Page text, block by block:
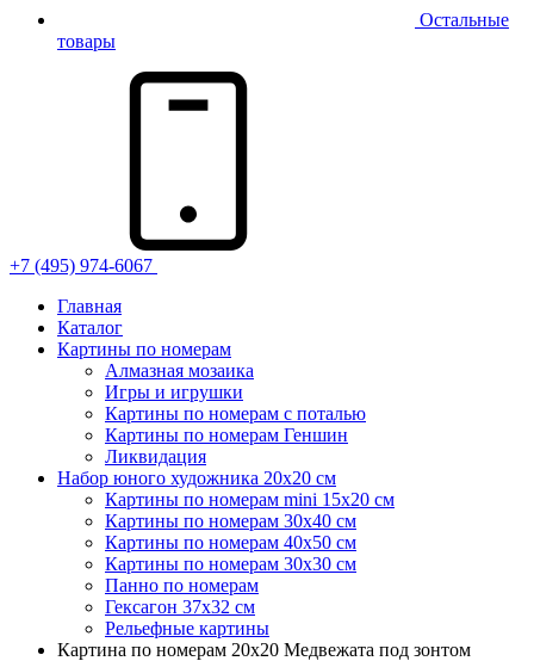
Остальные
товары
+7 (495) 974-6067
Главная
Каталог
Картины по номерам
Алмазная мозаика
Игры и игрушки
Картины по номерам с поталью
Картины по номерам Геншин
Ликвидация
Набор юного художника 20х20 см
Картины по номерам mini 15х20 см
Картины по номерам 30х40 см
Картины по номерам 40х50 см
Картины по номерам 30x30 см
Панно по номерам
Гексагон 37х32 см
Рельефные картины
Картина по номерам 20x20 Медвежата под зонтом